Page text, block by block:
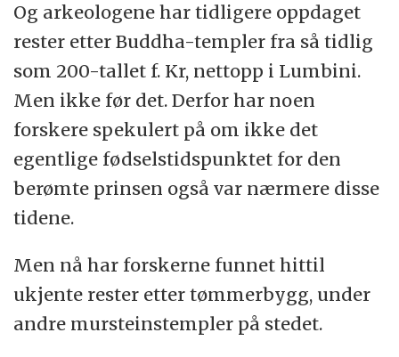
Og arkeologene har tidligere oppdaget
rester etter Buddha-templer fra så tidlig
som 200-tallet f. Kr, nettopp i Lumbini.
Men ikke før det. Derfor har noen
forskere spekulert på om ikke det
egentlige fødselstidspunktet for den
berømte prinsen også var nærmere disse
tidene.
Men nå har forskerne funnet hittil
ukjente rester etter tømmerbygg, under
andre mursteinstempler på stedet.